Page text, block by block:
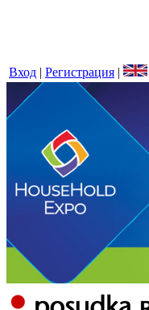
Вход | Регистрация |